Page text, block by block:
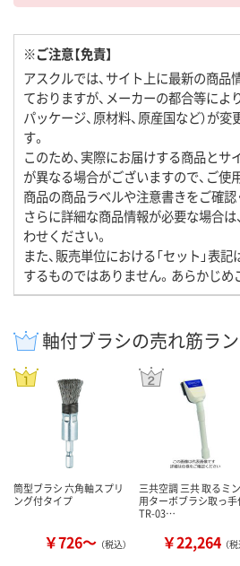
※ご注意【免責】
アスクルでは、サイト上に最新の商品
ておりますが、メーカーの都合等により
パッケージ、原材料、原産国など）が
す。
このため、実際にお届けする商品と
が異なる場合がございますので、ご使
商品の商品ラベルや注意書きをご確認
さらに詳細な商品情報が必要な場合
わせください。
また、販売単位における「セット」表
するものではありません。あらかじめ
軸付ブラシの売れ筋ラ
筒型ブラシ 六角軸スプリ
ング付タイプ
￥726～ （税込）
三共空調 三共 取るミ
用ターボブラシ取っ手
TR-03…
￥22,264 （